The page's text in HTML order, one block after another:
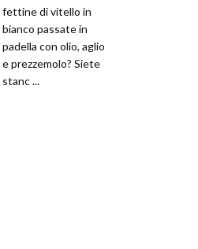
fettine di vitello in
bianco passate in
padella con olio, aglio
e prezzemolo? Siete
stanc ...